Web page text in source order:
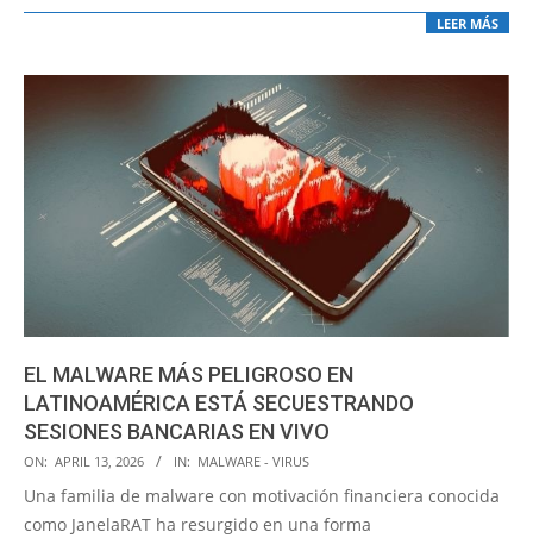
LEER MÁS
EL MALWARE MÁS PELIGROSO EN
LATINOAMÉRICA ESTÁ SECUESTRANDO
SESIONES BANCARIAS EN VIVO
2026-
04-
13
ON: APRIL 13, 2026 IN: MALWARE - VIRUS
Una familia de malware con motivación financiera conocida
como JanelaRAT ha resurgido en una forma